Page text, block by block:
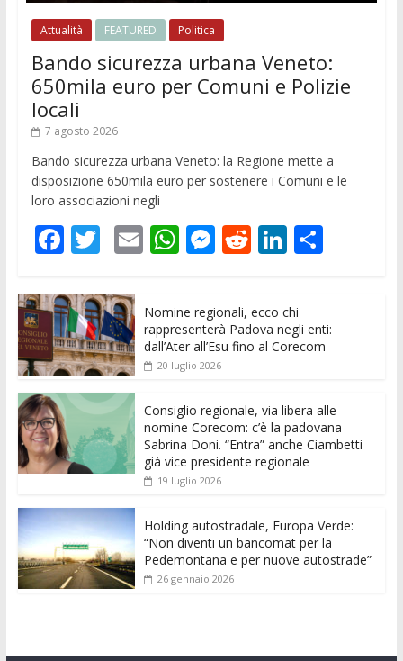
Attualità FEATURED Politica
Bando sicurezza urbana Veneto:
650mila euro per Comuni e Polizie
locali
7 agosto 2026
Bando sicurezza urbana Veneto: la Regione mette a
disposizione 650mila euro per sostenere i Comuni e le
loro associazioni negli
F
e
b
o
o
k
T
itt
er
E
l
W
s
A
p
p
M
ss
e
n
er
R
di
t
Li
k
e
dI
C
di
vi
Nomine regionali, ecco chi
rappresenterà Padova negli enti:
dall’Ater all’Esu fino al Corecom
20 luglio 2026
Consiglio regionale, via libera alle
nomine Corecom: c’è la padovana
Sabrina Doni. “Entra” anche Ciambetti
già vice presidente regionale
19 luglio 2026
Holding autostradale, Europa Verde:
“Non diventi un bancomat per la
Pedemontana e per nuove autostrade”
26 gennaio 2026